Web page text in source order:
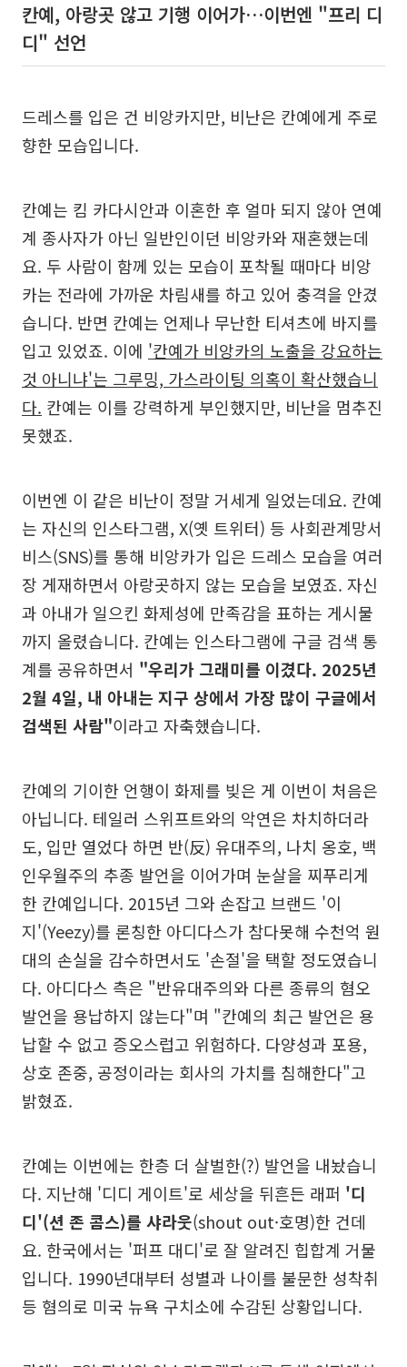
칸예, 아랑곳 않고 기행 이어가…이번엔 "프리 디
디" 선언
드레스를 입은 건 비앙카지만, 비난은 칸예에게 주로
향한 모습입니다.
칸예는 킴 카다시안과 이혼한 후 얼마 되지 않아 연예
계 종사자가 아닌 일반인이던 비앙카와 재혼했는데
요. 두 사람이 함께 있는 모습이 포착될 때마다 비앙
카는 전라에 가까운 차림새를 하고 있어 충격을 안겼
습니다. 반면 칸예는 언제나 무난한 티셔츠에 바지를
입고 있었죠. 이에 '칸예가 비앙카의 노출을 강요하는
것 아니냐'는 그루밍, 가스라이팅 의혹이 확산했습니
다. 칸예는 이를 강력하게 부인했지만, 비난을 멈추진
못했죠.
이번엔 이 같은 비난이 정말 거세게 일었는데요. 칸예
는 자신의 인스타그램, X(옛 트위터) 등 사회관계망서
비스(SNS)를 통해 비앙카가 입은 드레스 모습을 여러
장 게재하면서 아랑곳하지 않는 모습을 보였죠. 자신
과 아내가 일으킨 화제성에 만족감을 표하는 게시물
까지 올렸습니다. 칸예는 인스타그램에 구글 검색 통
계를 공유하면서 "우리가 그래미를 이겼다. 2025년
2월 4일, 내 아내는 지구 상에서 가장 많이 구글에서
검색된 사람"이라고 자축했습니다.
칸예의 기이한 언행이 화제를 빚은 게 이번이 처음은
아닙니다. 테일러 스위프트와의 악연은 차치하더라
도, 입만 열었다 하면 반(反) 유대주의, 나치 옹호, 백
인우월주의 추종 발언을 이어가며 눈살을 찌푸리게
한 칸예입니다. 2015년 그와 손잡고 브랜드 '이
지'(Yeezy)를 론칭한 아디다스가 참다못해 수천억 원
대의 손실을 감수하면서도 '손절'을 택할 정도였습니
다. 아디다스 측은 "반유대주의와 다른 종류의 혐오
발언을 용납하지 않는다"며 "칸예의 최근 발언은 용
납할 수 없고 증오스럽고 위험하다. 다양성과 포용,
상호 존중, 공정이라는 회사의 가치를 침해한다"고
밝혔죠.
칸예는 이번에는 한층 더 살벌한(?) 발언을 내놨습니
다. 지난해 '디디 게이트'로 세상을 뒤흔든 래퍼 '디
디'(션 존 콤스)를 샤라웃(shout out·호명)한 건데
요. 한국에서는 '퍼프 대디'로 잘 알려진 힙합계 거물
입니다. 1990년대부터 성별과 나이를 불문한 성착취
등 혐의로 미국 뉴욕 구치소에 수감된 상황입니다.